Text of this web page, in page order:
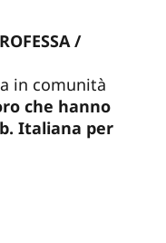
/
in comunità
che hanno
Italiana per